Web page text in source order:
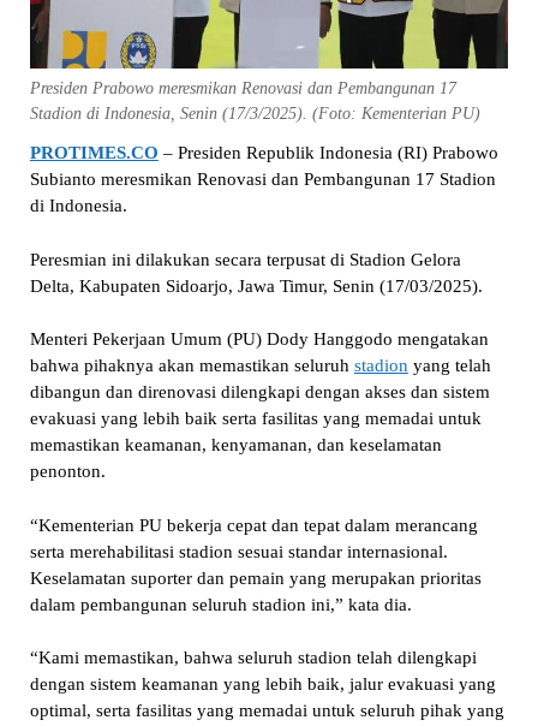
Presiden Prabowo meresmikan Renovasi dan Pembangunan 17
Stadion di Indonesia, Senin (17/3/2025). (Foto: Kementerian PU)
PROTIMES.CO – Presiden Republik Indonesia (RI) Prabowo
Subianto meresmikan Renovasi dan Pembangunan 17 Stadion
di Indonesia.
Peresmian ini dilakukan secara terpusat di Stadion Gelora
Delta, Kabupaten Sidoarjo, Jawa Timur, Senin (17/03/2025).
Menteri Pekerjaan Umum (PU) Dody Hanggodo mengatakan
bahwa pihaknya akan memastikan seluruh stadion yang telah
dibangun dan direnovasi dilengkapi dengan akses dan sistem
evakuasi yang lebih baik serta fasilitas yang memadai untuk
memastikan keamanan, kenyamanan, dan keselamatan
penonton.
“Kementerian PU bekerja cepat dan tepat dalam merancang
serta merehabilitasi stadion sesuai standar internasional.
Keselamatan suporter dan pemain yang merupakan prioritas
dalam pembangunan seluruh stadion ini,” kata dia.
“Kami memastikan, bahwa seluruh stadion telah dilengkapi
dengan sistem keamanan yang lebih baik, jalur evakuasi yang
optimal, serta fasilitas yang memadai untuk seluruh pihak yang